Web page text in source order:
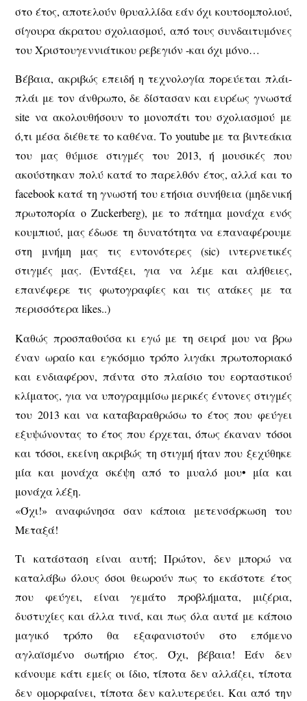
στο έτος, αποτελούν θρυαλλίδα εάν όχι κουτσομπολιού,
σίγουρα άκρατου σχολιασμού, από τους συνδαιτυμόνες
του Χριστουγεννιάτικου ρεβεγιόν -και όχι μόνο…
Βέβαια, ακριβώς επειδή η τεχνολογία πορεύεται πλάι-
πλάι με τον άνθρωπο, δε δίστασαν και ευρέως γνωστά
site να ακολουθήσουν το μονοπάτι του σχολιασμού με
ό,τι μέσα διέθετε το καθένα. Το youtube με τα βιντεάκια
του μας θύμισε στιγμές του 2013, ή μουσικές που
ακούστηκαν πολύ κατά το παρελθόν έτος, αλλά και το
facebook κατά τη γνωστή του ετήσια συνήθεια (μηδενική
πρωτοπορία ο Zuckerberg), με το πάτημα μονάχα ενός
κουμπιού, μας έδωσε τη δυνατότητα να επαναφέρουμε
στη μνήμη μας τις εντονότερες (sic) ιντερνετικές
στιγμές μας. (Εντάξει, για να λέμε και αλήθειες,
επανέφερε τις φωτογραφίες και τις ατάκες με τα
περισσότερα likes..)
Καθώς προσπαθούσα κι εγώ με τη σειρά μου να βρω
έναν ωραίο και εγκόσμιο τρόπο λιγάκι πρωτοποριακό
και ενδιαφέρον, πάντα στο πλαίσιο του εορταστικού
κλίματος, για να υπογραμμίσω μερικές έντονες στιγμές
του 2013 και να καταβαραθρώσω το έτος που φεύγει
εξυψώνοντας το έτος που έρχεται, όπως έκαναν τόσοι
και τόσοι, εκείνη ακριβώς τη στιγμή ήταν που ξεχύθηκε
μία και μονάχα σκέψη από το μυαλό μου• μία και
μονάχα λέξη.
«Όχι!» αναφώνησα σαν κάποια μετενσάρκωση του
Μεταξά!
Τι κατάσταση είναι αυτή; Πρώτον, δεν μπορώ να
καταλάβω όλους όσοι θεωρούν πως το εκάστοτε έτος
που φεύγει, είναι γεμάτο προβλήματα, μιζέρια,
δυστυχίες και άλλα τινά, και πως όλα αυτά με κάποιο
μαγικό τρόπο θα εξαφανιστούν στο επόμενο
αγλαϊσμένο σωτήριο έτος. Όχι, βέβαια! Εάν δεν
κάνουμε κάτι εμείς οι ίδιο, τίποτα δεν αλλάζει, τίποτα
δεν ομορφαίνει, τίποτα δεν καλυτερεύει. Και από την